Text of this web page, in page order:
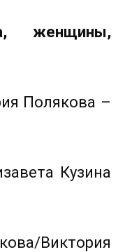
женщины,
Полякова –
Кузина
Виктория